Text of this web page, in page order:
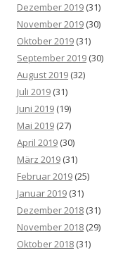
Dezember 2019 (31)
November 2019 (30)
Oktober 2019 (31)
September 2019 (30)
August 2019 (32)
Juli 2019 (31)
Juni 2019 (19)
Mai 2019 (27)
April 2019 (30)
März 2019 (31)
Februar 2019 (25)
Januar 2019 (31)
Dezember 2018 (31)
November 2018 (29)
Oktober 2018 (31)